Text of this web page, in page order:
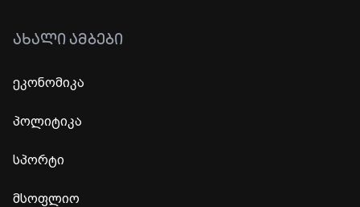
ᲐᲮᲐᲚᲘ ᲐᲛᲑᲔᲑᲘ
ეკონომიკა
პოლიტიკა
სპორტი
მსოფლიო